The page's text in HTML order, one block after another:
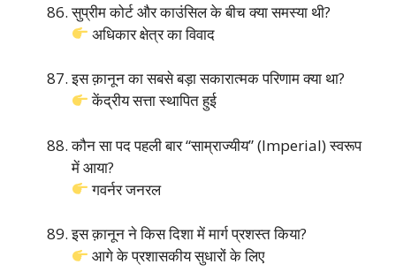
सुप्रीम कोर्ट और काउंसिल के बीच क्या समस्या थी?
अधिकार क्षेत्र का विवाद
इस क़ानून का सबसे बड़ा सकारात्मक परिणाम क्या था?
केंद्रीय सत्ता स्थापित हुई
कौन सा पद पहली बार “साम्राज्यीय” (Imperial) स्वरूप
में आया?
गवर्नर जनरल
इस क़ानून ने किस दिशा में मार्ग प्रशस्त किया?
आगे के प्रशासकीय सुधारों के लिए